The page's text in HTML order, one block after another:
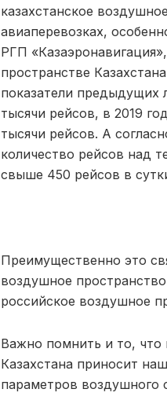
казахстанское
авиаперевозках,
РГП
пространстве
показатели предыдущих
тысячи рейсов, в 2019
тысячи рейсов. А
количество рейсов над
свыше 450 рейсов в
Преимущественно это
воздушное
российское воздушное
Важно помнить и то, что
Казахстана приносит
параметров воздушного